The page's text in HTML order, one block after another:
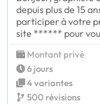
depuis plus de 15
participer à votre
site ****** pour
Montant privé
6 jours
4 variantes
500 révisions